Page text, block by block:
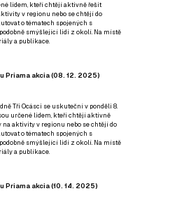
lidem, kteří chtějí aktivně řešit
v regionu nebo se chtějí do
o tématech spojených s
smýšlející lidi z okolí. Na místě
a publikace.
Priama akcia (08. 12. 2025)
Tři Ocásci se uskuteční v ponděli 8.
určené lidem, kteří chtějí aktivně
na aktivity v regionu nebo se chtějí do
o tématech spojených s
smýšlející lidi z okolí. Na místě
a publikace.
akcia (10. 14. 2025)